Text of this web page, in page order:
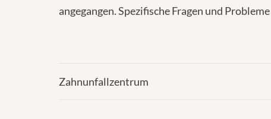
angegangen. Spezifische Fragen und
Zahnunfallzentrum